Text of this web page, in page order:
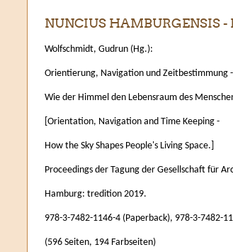
NUNCIUS HAMBURGENSIS -
Wolfschmidt, Gudrun (Hg.):
Orientierung, Navigation und Zeitbestimmung -
Wie der Himmel den Lebensraum des
[Orientation, Navigation and Time Keeping -
How the Sky Shapes People's Living Space.]
Proceedings der Tagung der Gesellschaft für
Hamburg: tredition 2019.
978-3-7482-1146-4 (Paperback), 978-3-7482-
(596 Seiten, 194 Farbseiten)